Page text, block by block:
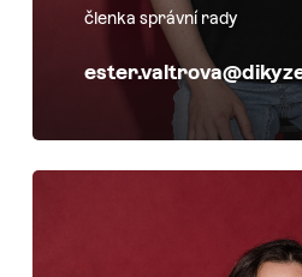
členka správní rady